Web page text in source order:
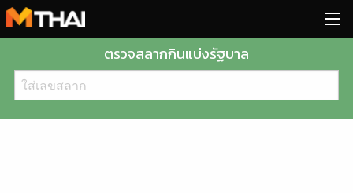
Skip
to
ตรวจสลากกินแบ่งรัฐบาล